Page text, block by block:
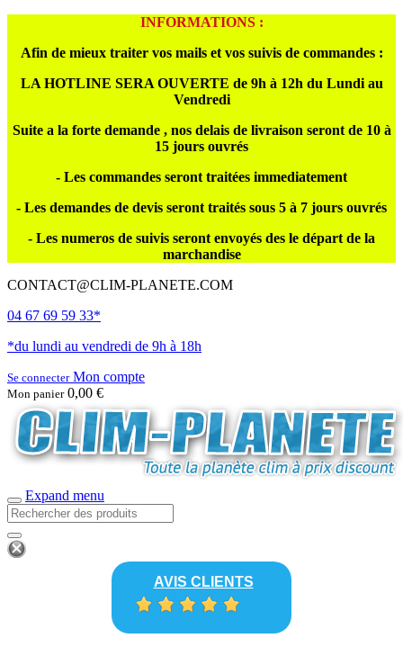
INFORMATIONS :
Afin de mieux traiter vos mails et vos suivis de commandes :
LA HOTLINE SERA OUVERTE de 9h à 12h du Lundi au
Vendredi
Suite a la forte demande , nos delais de livraison seront de 10 à
15 jours ouvrés
- Les commandes seront traitées immediatement
- Les demandes de devis seront traités sous 5 à 7 jours ouvrés
- Les numeros de suivis seront envoyés des le départ de la
marchandise
CONTACT@CLIM-PLANETE.COM
04 67 69 59 33*
*du lundi au vendredi de 9h à 18h
Se connecterMon compte
Mon panier 0,00 €
Expand menu
AVIS CLIENTS